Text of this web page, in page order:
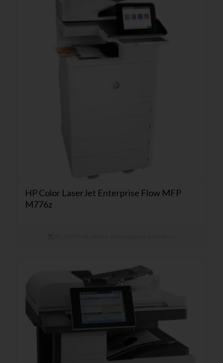
HP Color LaserJet Enterprise Flow MFP
M776z